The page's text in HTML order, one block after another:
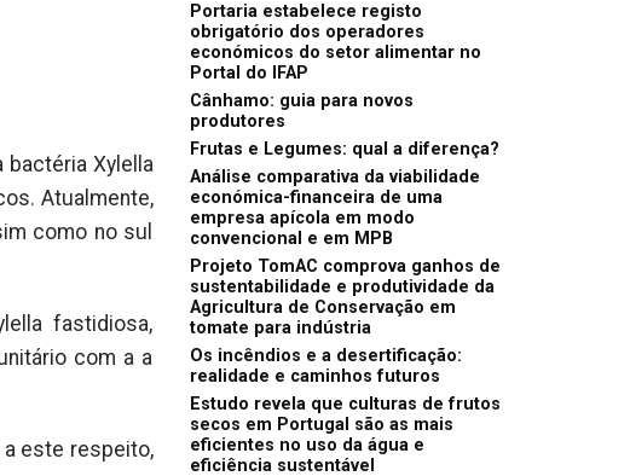
bactéria Xylella
Atualmente,
como no sul
fastidiosa,
com a a
este respeito,
Portaria estabelece registo
obrigatório dos operadores
económicos do setor alimentar no
Portal do IFAP
Cânhamo: guia para novos
produtores
Frutas e Legumes: qual a diferença?
Análise comparativa da viabilidade
económica-financeira de uma
empresa apícola em modo
convencional e em MPB
Projeto TomAC comprova ganhos de
sustentabilidade e produtividade da
Agricultura de Conservação em
tomate para indústria
Os incêndios e a desertificação:
realidade e caminhos futuros
Estudo revela que culturas de frutos
secos em Portugal são as mais
eficientes no uso da água e
eficiência sustentável